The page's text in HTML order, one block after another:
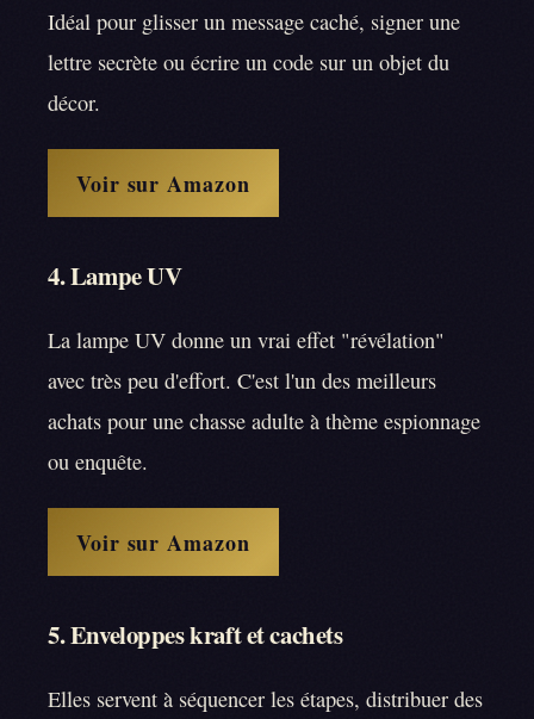
Idéal pour glisser un message caché, signer une
lettre secrète ou écrire un code sur un objet du
décor.
Voir sur Amazon
4. Lampe UV
La lampe UV donne un vrai effet "révélation"
avec très peu d'effort. C'est l'un des meilleurs
achats pour une chasse adulte à thème espionnage
ou enquête.
Voir sur Amazon
5. Enveloppes kraft et cachets
Elles servent à séquencer les étapes, distribuer des